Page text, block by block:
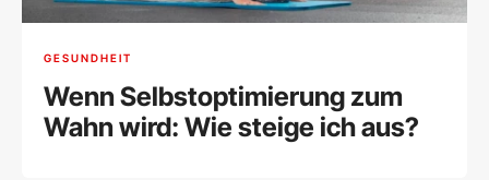
GESUNDHEIT
Wenn Selbstoptimierung zum
Wahn wird: Wie steige ich aus?